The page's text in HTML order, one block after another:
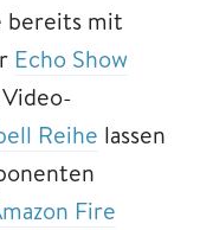
bereits mit
Echo Show
Reihe lassen
Fire